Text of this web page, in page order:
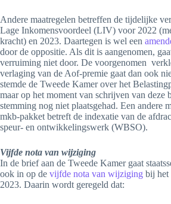
Andere maatregelen betreffen de tijdelijke
Lage Inkomensvoordeel (LIV) voor 2022
kracht) en 2023. Daartegen is wel een
door de oppositie. Als dit is aangenomen,
verruiming niet door. De voorgenomen
verlaging van de Aof-premie gaat dan ook
stemde de Tweede Kamer over het
maar op het moment van schrijven van deze
stemming nog niet plaatsgehad. Een andere
mkb-pakket betreft de indexatie van de
speur- en ontwikkelingswerk (WBSO).
Vijfde nota van wijziging
In de brief aan de Tweede Kamer gaat
ook in op de vijfde nota van wijziging bij het
2023. Daarin wordt geregeld dat: